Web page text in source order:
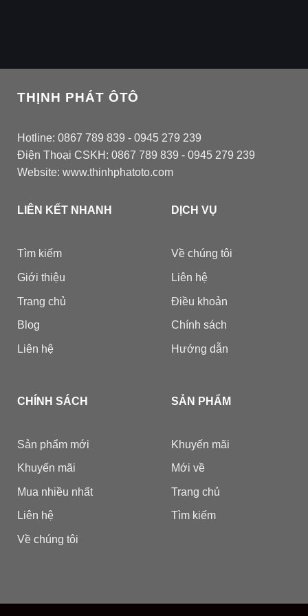
THỊNH PHÁT ÔTÔ
Hotline: 0867 789 839 - 0945 279 239
Điện Thoại CSKH: 0867 789 839 - 0945 279 239
Website: www.thinhphatoto.com
LIÊN KẾT NHANH
Tìm kiếm
Giới thiệu
Trang chủ
Blog
Liên hệ
DỊCH VỤ
Về chúng tôi
Liên hệ
Điều khoản
Chính sách
Hướng dẫn
CHÍNH SÁCH
Sản phẩm mới
Khuyến mãi
Mua nhiều nhất
Liên hệ
Về chúng tôi
SẢN PHẨM
Khuyến mãi
Mới về
Trang chủ
Tìm kiếm